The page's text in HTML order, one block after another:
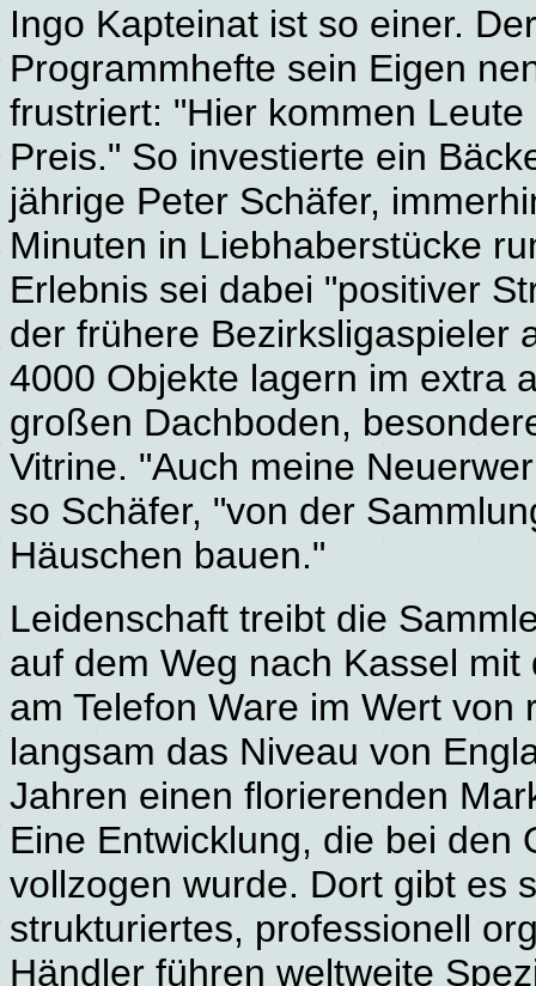
Ingo Kapteinat ist so einer.
Programmhefte sein Eigen
frustriert: "Hier kommen
Preis." So investierte ein
jährige Peter Schäfer,
Minuten in Liebhaberstücke
Erlebnis sei dabei "positiver
der frühere Bezirksligaspieler
4000 Objekte lagern im extra
großen Dachboden,
Vitrine. "Auch meine
so Schäfer, "von der
Häuschen bauen."
Leidenschaft treibt die
auf dem Weg nach Kassel
am Telefon Ware im Wert
langsam das Niveau von
Jahren einen florierenden
Eine Entwicklung, die bei den
vollzogen wurde. Dort gibt es
strukturiertes, professionell
Händler führen weltweite